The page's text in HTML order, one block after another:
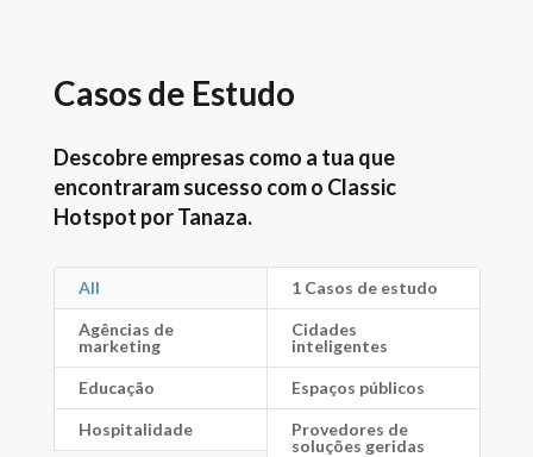
Casos de Estudo
Descobre empresas como a tua que
encontraram sucesso com o Classic
Hotspot por Tanaza.
All 1 Casos de estudo
Agências de
marketing
Cidades
inteligentes
Educação Espaços públicos
Hospitalidade
Provedores de
soluções geridas